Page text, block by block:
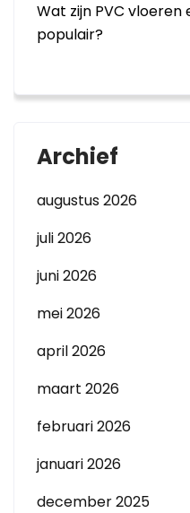
Wat zijn PVC vloeren
populair?
Archief
augustus 2026
juli 2026
juni 2026
mei 2026
april 2026
maart 2026
februari 2026
januari 2026
december 2025